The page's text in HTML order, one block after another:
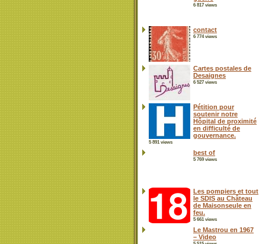
6 817 views
contact
6 774 views
Cartes postales de
Desaignes
6 527 views
Pétition pour
soutenir notre
Hôpital de proximité
en difficulté de
gouvernance.
5 891 views
best of
5 769 views
Les pompiers et tout
le SDIS au Château
de Maisonseule en
feu.
5 661 views
Le Mastrou en 1967
– Video